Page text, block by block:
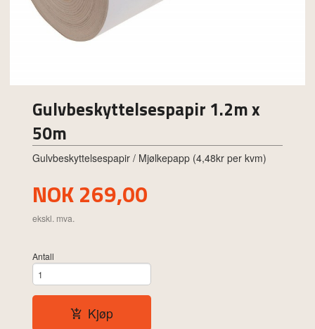
Gulvbeskyttelsespapir 1.2m x
50m
Gulvbeskyttelsespapir / Mjølkepapp (4,48kr per kvm)
Pris
NOK269,00
ekskl. mva.
Antall
Kjøp